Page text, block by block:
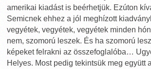
amerikai kiadást is beérhetjük. Ezúton
Semicnek ehhez a jól meghízott
vegyétek, vegyétek, vegyétek minden
nem, szomorú leszek. És ha szomorú
képeket felrakni az összefoglalóba…
Helyes. Most pedig tekintsük meg együtt